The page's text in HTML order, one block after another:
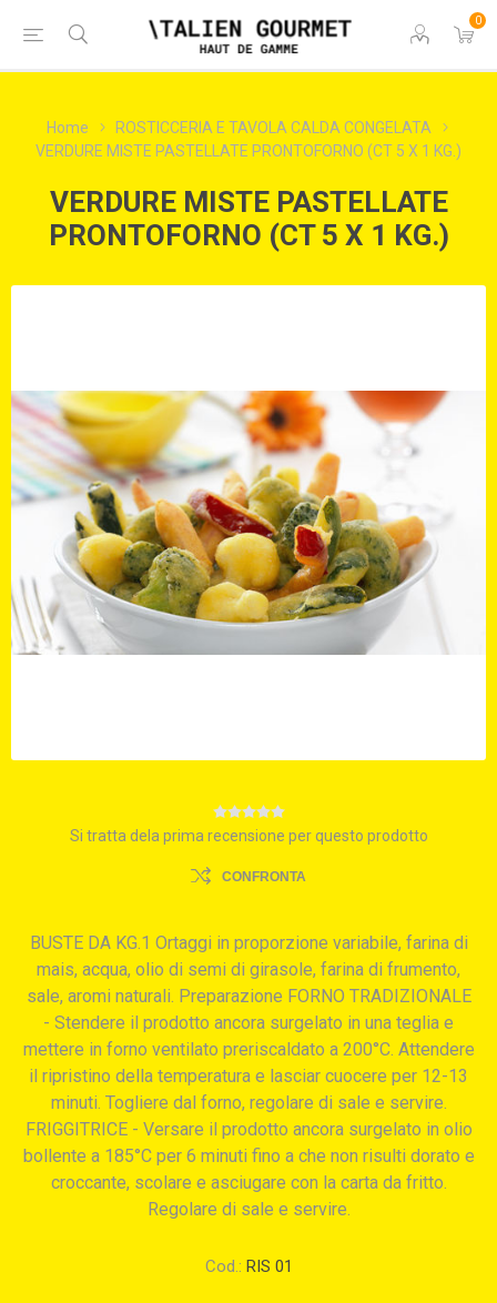
0
Home
ROSTICCERIA E TAVOLA CALDA CONGELATA
VERDURE MISTE PASTELLATE PRONTOFORNO (CT 5 X 1 KG.)
VERDURE MISTE PASTELLATE
PRONTOFORNO (CT 5 X 1 KG.)
Si tratta dela prima recensione per questo prodotto
CONFRONTA
BUSTE DA KG.1 Ortaggi in proporzione variabile, farina di
mais, acqua, olio di semi di girasole, farina di frumento,
sale, aromi naturali. Preparazione FORNO TRADIZIONALE
- Stendere il prodotto ancora surgelato in una teglia e
mettere in forno ventilato preriscaldato a 200°C. Attendere
il ripristino della temperatura e lasciar cuocere per 12-13
minuti. Togliere dal forno, regolare di sale e servire.
FRIGGITRICE - Versare il prodotto ancora surgelato in olio
bollente a 185°C per 6 minuti fino a che non risulti dorato e
croccante, scolare e asciugare con la carta da fritto.
Regolare di sale e servire.
Cod.: RIS 01